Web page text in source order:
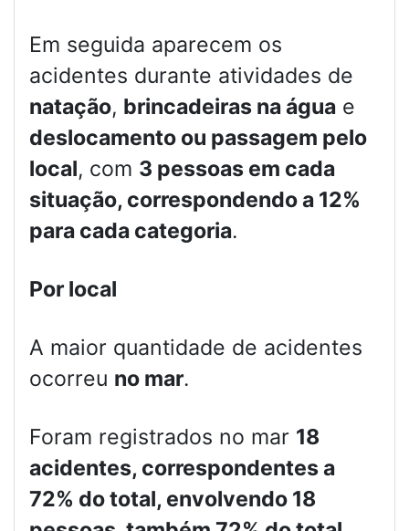
Em seguida aparecem os
acidentes durante atividades de
natação, brincadeiras na água e
deslocamento ou passagem pelo
local, com 3 pessoas em cada
situação, correspondendo a 12%
para cada categoria.
Por local
A maior quantidade de acidentes
ocorreu no mar.
Foram registrados no mar 18
acidentes, correspondentes a
72% do total, envolvendo 18